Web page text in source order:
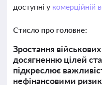
доступні у комерційній
Стисло про головне:
Зростання
досягненню цілей
підкреслює
нефінансовими